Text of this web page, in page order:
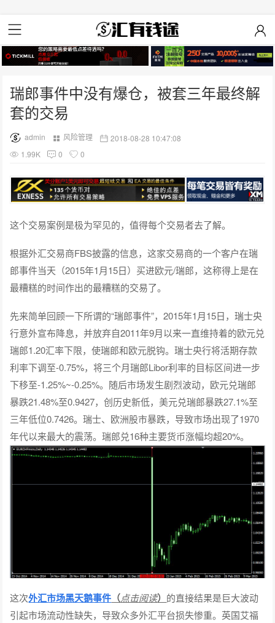
瑞郎事件中没有爆仓，被套三年最终解
套的交易
admin 风险管理
2018-08-28 10:47:08
1.99K
0 0
这个交易案例是极为罕见的，值得每个交易者去了解。
根据外汇交易商FBS披露的信息，这家交易商的一个客户在瑞
郎事件当天（2015年1月15日）买进欧元/瑞郎，这称得上是在
最糟糕的时间作出的最糟糕的交易了。
先来简单回顾一下所谓的“瑞郎事件”，2015年1月15日，瑞士央
行意外宣布降息，并放弃自2011年9月以来一直维持着的欧元兑
瑞郎1.20汇率下限，使瑞郎和欧元脱钩。瑞士央行将活期存款
利率下调至-0.75%，将三个月瑞郎Libor利率的目标区间进一步
下移至-1.25%~-0.25%。随后市场发生剧烈波动，欧元兑瑞郎
暴跌21.48%至0.9427，创历史新低，美元兑瑞郎暴跌27.1%至
三年低位0.7426。瑞士、欧洲股市暴跌，导致市场出现了1970
年代以来最大的震荡。瑞郎兑16种主要货币涨幅均超20%。
这次外汇市场黑天鹅事件 （点击阅读） 的直接结果是巨大波动
引起市场流动性缺失，导致众多外汇平台损失惨重。英国艾福